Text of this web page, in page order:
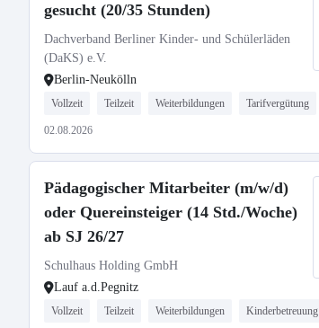
gesucht (20/35 Stunden)
Dachverband Berliner Kinder- und Schülerläden
(DaKS) e.V.
Berlin-Neukölln
Vollzeit Teilzeit Weiterbildungen Tarifvergütung
02.08.2026
Pädagogischer Mitarbeiter (m/w/d)
oder Quereinsteiger (14 Std./Woche)
ab SJ 26/27
Schulhaus Holding GmbH
Lauf a.d.Pegnitz
Vollzeit Teilzeit Weiterbildungen Kinderbetreuung